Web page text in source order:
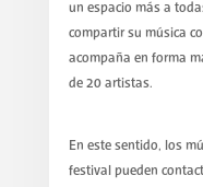
un espacio más a
compartir su música
acompaña en forma
de 20 artistas.
En este sentido, los
festival pueden